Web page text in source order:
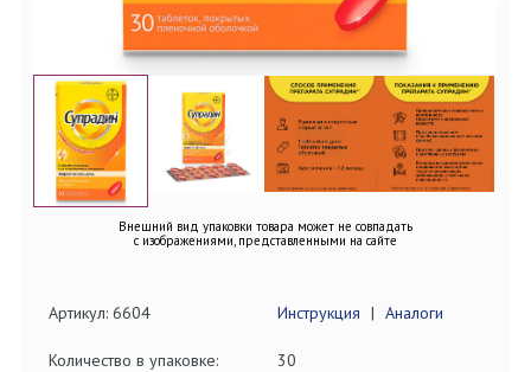
Внешний вид упаковки товара может не совпадать
с изображениями, представленными на сайте
Артикул: 6604 Инструкция | Аналоги
Количество в упаковке: 30